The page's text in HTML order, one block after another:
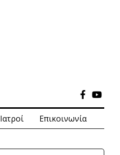
Ιατροί Επικοινωνία